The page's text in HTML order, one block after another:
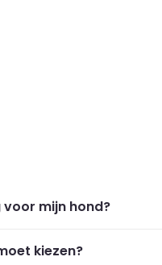
voor mijn hond?
kiezen?